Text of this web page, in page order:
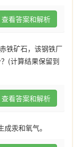
查看答案和解析
铁矿石，该钢铁厂
(计算结果保留到
查看答案和解析
汞和氧气。